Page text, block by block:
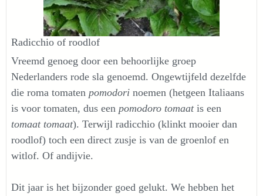
Radicchio of roodlof
Vreemd genoeg door een behoorlijke groep
Nederlanders rode sla genoemd. Ongewtijfeld dezelfde
die roma tomaten pomodori noemen (hetgeen Italiaans
is voor tomaten, dus een pomodoro tomaatis een
tomaat tomaat). Terwijl radicchio (klinkt mooier dan
roodlof) toch een direct zusje is van de groenlof en
witlof. Of andijvie.
Dit jaar is het bijzonder goed gelukt. We hebben het